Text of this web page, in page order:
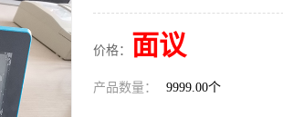
价格： 面议
产品数量： 9999.00个